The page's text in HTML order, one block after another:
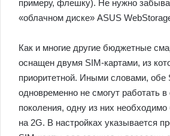
примеру, флешку). Не нужно
«облачном диске» ASUS
Как и многие другие бюджетные
оснащен двумя SIM-картами, из
приоритетной. Иными словами, обе
одновременно не смогут работать в
поколения, одну из них необходимо
на 2G. В настройках указывается